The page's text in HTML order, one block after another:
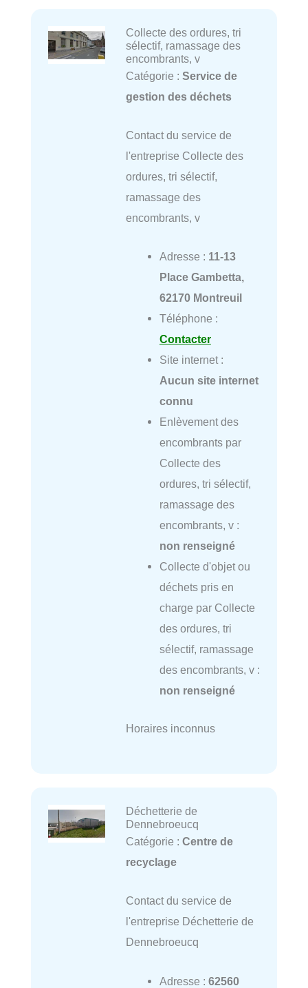
Collecte des ordures, tri
sélectif, ramassage des
encombrants, v
Catégorie : Service de
gestion des déchets
Contact du service de
l'entreprise Collecte des
ordures, tri sélectif,
ramassage des
encombrants, v
Adresse : 11-13
Place Gambetta,
62170 Montreuil
Téléphone :
Contacter
Site internet :
Aucun site internet
connu
Enlèvement des
encombrants par
Collecte des
ordures, tri sélectif,
ramassage des
encombrants, v :
non renseigné
Collecte d'objet ou
déchets pris en
charge par Collecte
des ordures, tri
sélectif, ramassage
des encombrants, v :
non renseigné
Horaires inconnus
Déchetterie de
Dennebroeucq
Catégorie : Centre de
recyclage
Contact du service de
l'entreprise Déchetterie de
Dennebroeucq
Adresse : 62560